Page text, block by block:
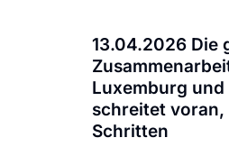
13.04.2026 Die
Luxemburg
schreitet
Schritten